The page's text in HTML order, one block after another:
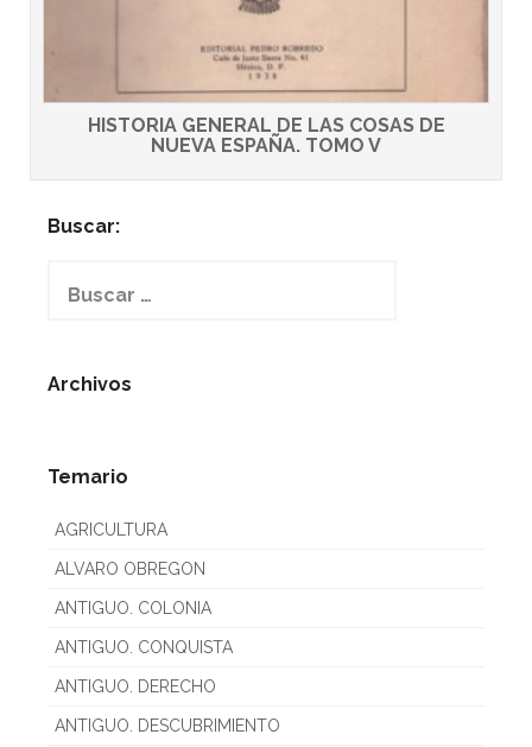
HISTORIA GENERAL DE LAS COSAS DE
NUEVA ESPAÑA. TOMO V
Buscar:
Archivos
Temario
AGRICULTURA
ALVARO OBREGON
ANTIGUO. COLONIA
ANTIGUO. CONQUISTA
ANTIGUO. DERECHO
ANTIGUO. DESCUBRIMIENTO